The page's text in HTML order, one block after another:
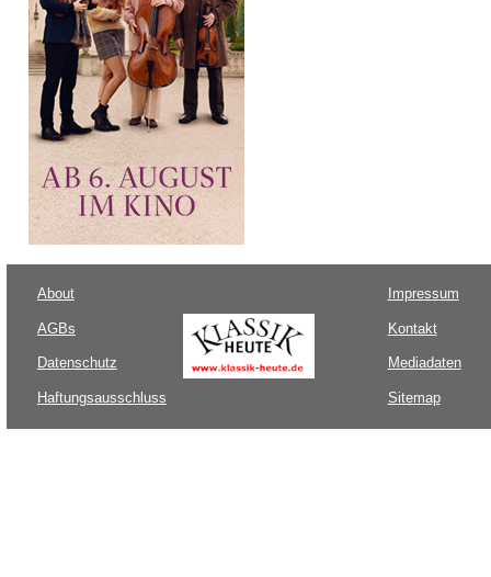
About
AGBs
Datenschutz
Haftungsausschluss
Impressum
Kontakt
Mediadaten
Sitemap